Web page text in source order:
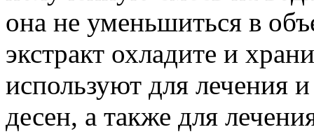
она не уменьшиться в
экстракт охладите и
используют для лечения
десен, а также для